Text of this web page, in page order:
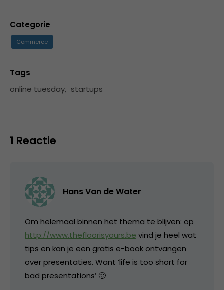
Categorie
Commerce
Tags
online tuesday, startups
1 Reactie
Hans Van de Water
Om helemaal binnen het thema te blijven: op
http://www.thefloorisyours.be vind je heel wat
tips en kan je een gratis e-book ontvangen
over presentaties. Want ‘life is too short for
bad presentations’ 🙂